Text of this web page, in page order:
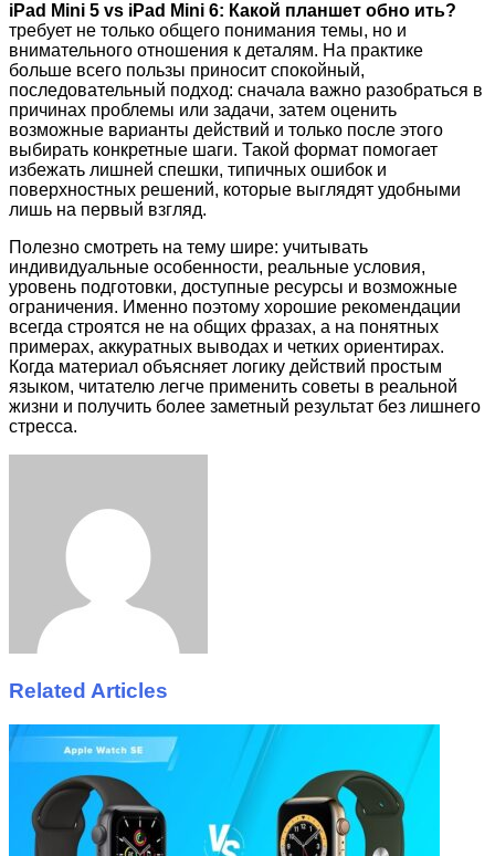
iPad Mini 5 vs iPad Mini 6: Какой планшет обно ить?
требует не только общего понимания темы, но и
внимательного отношения к деталям. На практике
больше всего пользы приносит спокойный,
последовательный подход: сначала важно разобраться в
причинах проблемы или задачи, затем оценить
возможные варианты действий и только после этого
выбирать конкретные шаги. Такой формат помогает
избежать лишней спешки, типичных ошибок и
поверхностных решений, которые выглядят удобными
лишь на первый взгляд.
Полезно смотреть на тему шире: учитывать
индивидуальные особенности, реальные условия,
уровень подготовки, доступные ресурсы и возможные
ограничения. Именно поэтому хорошие рекомендации
всегда строятся не на общих фразах, а на понятных
примерах, аккуратных выводах и четких ориентирах.
Когда материал объясняет логику действий простым
языком, читателю легче применить советы в реальной
жизни и получить более заметный результат без лишнего
стресса.
Related Articles